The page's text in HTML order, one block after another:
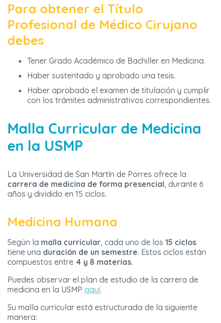
Para obtener el Título
Profesional de Médico Cirujano
debes
Tener Grado Académico de Bachiller en Medicina.
Haber sustentado y aprobado una tesis.
Haber aprobado el examen de titulación y cumplir
con los trámites administrativos correspondientes.
Malla Curricular de Medicina
en la USMP
La Universidad de San Martín de Porres ofrece la
carrera de medicina de forma presencial, durante 6
años y dividido en 15 ciclos.
Medicina Humana
Según la malla curricular, cada uno de los 15 ciclos
tiene una duración de un semestre. Estos ciclos están
compuestos entre 4 y 8 materias.
Puedes observar el plan de estudio de la carrera de
medicina en la USMP aquí.
Su malla curricular está estructurada de la siguiente
manera: